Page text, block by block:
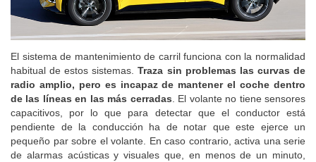
El sistema de mantenimiento de carril funciona con la normalidad
habitual de estos sistemas.Traza sin problemas las curvas de
radio amplio, pero es incapaz de mantener el coche dentro
de las líneas en las más cerradas. El volante no tiene sensores
capacitivos, por lo que para detectar que el conductor está
pendiente de la conducción ha de notar que este ejerce un
pequeño par sobre el volante. En caso contrario, activa una serie
de alarmas acústicas y visuales que, en menos de un minuto,